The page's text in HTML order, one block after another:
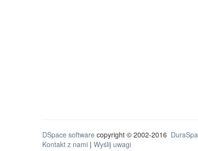
DSpace software copyright © 2002-2016
Kontakt z nami | Wyślij uwagi